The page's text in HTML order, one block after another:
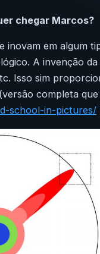
chegar Marcos?
inovam em algum
A invenção
Isso sim
(versão completa
school-in-pictures/